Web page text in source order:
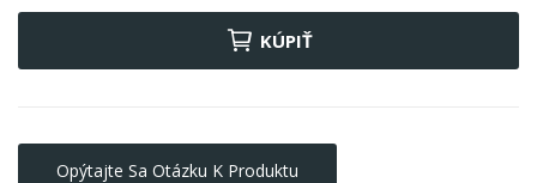
KÚPIŤ
Opýtajte Sa Otázku K Produktu